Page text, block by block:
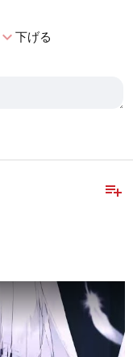
expand_more下げる
playlist_add